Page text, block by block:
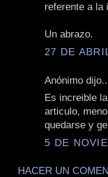
referente a la
Un abrazo.
27 DE
Anónimo
Es increible
articulo,
quedarse y
5 DE
HACER UN